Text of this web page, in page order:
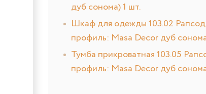
дуб сонома) 1 шт.
Шкаф для одежды 103.02
профиль: Masa Decor дуб
Тумба прикроватная 103.05
профиль: Masa Decor дуб